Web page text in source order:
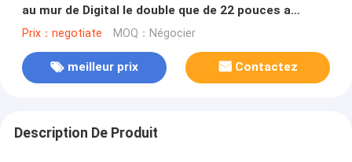
au mur de Digital le double que de 22 pouces a
dégrossi pour la plate-forme de casino
Prix：negotiate MOQ：Négocier
meilleur prix Contactez
Description De Produit